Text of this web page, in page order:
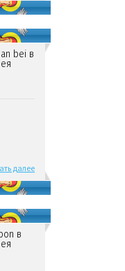
bei в
далее
в